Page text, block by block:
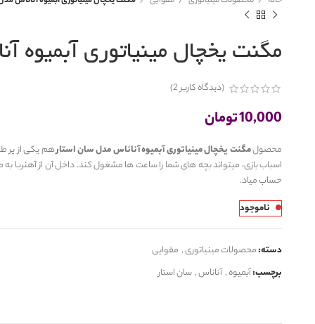
مگنت یخچال مینیاتوری آبمیوه
(دیدگاه کاربر2
)
10,000تومان
محصولمگنت یخچال مینیاتوری آبمیوه آناناس مدل سان استارهم یکی از پر
اسباب بازی، میتواند بچه های شما را ساعت ها مشغول کند. داخل آن از
حساب میاد.
ناموجود
دسته:محصولات مینیاتوری, مقوایی
برچسب:آبمیوه, آناناس, سان استار